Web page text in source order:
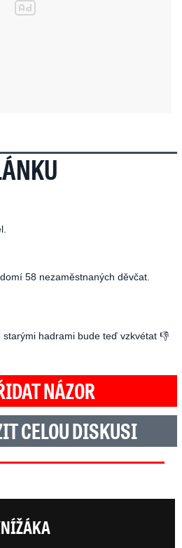
58 nezaměstnaných děvčat.
starými hadrami bude teď vzkvétat 👎
NÁZOR
CELOU DISKUSI